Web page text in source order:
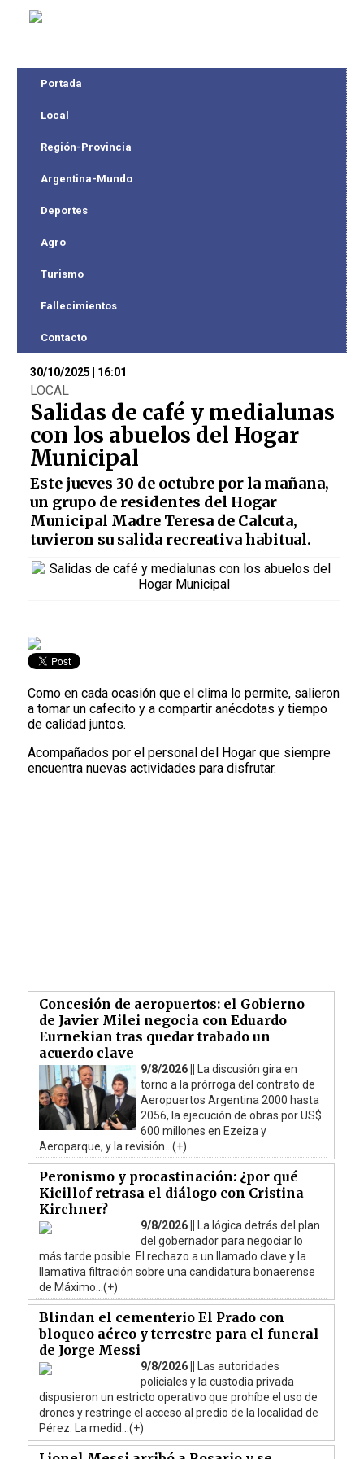
Portada
Local
Región-Provincia
Argentina-Mundo
Deportes
Agro
Turismo
Fallecimientos
Contacto
30/10/2025 | 16:01
LOCAL
Salidas de café y medialunas
con los abuelos del Hogar
Municipal
Este jueves 30 de octubre por la mañana,
un grupo de residentes del Hogar
Municipal Madre Teresa de Calcuta,
tuvieron su salida recreativa habitual.
Como en cada ocasión que el clima lo permite, salieron
a tomar un cafecito y a compartir anécdotas y tiempo
de calidad juntos.
Acompañados por el personal del Hogar que siempre
encuentra nuevas actividades para disfrutar.
Concesión de aeropuertos: el Gobierno
de Javier Milei negocia con Eduardo
Eurnekian tras quedar trabado un
acuerdo clave
9/8/2026 ||
La discusión gira en
torno a la prórroga del contrato de
Aeropuertos Argentina 2000 hasta
2056, la ejecución de obras por US$
600 millones en Ezeiza y
Aeroparque, y la revisión...(+)
Peronismo y procastinación: ¿por qué
Kicillof retrasa el diálogo con Cristina
Kirchner?
9/8/2026 ||
La lógica detrás del plan
del gobernador para negociar lo
más tarde posible. El rechazo a un llamado clave y la
llamativa filtración sobre una candidatura bonaerense
de Máximo...(+)
Blindan el cementerio El Prado con
bloqueo aéreo y terrestre para el funeral
de Jorge Messi
9/8/2026 ||
Las autoridades
policiales y la custodia privada
dispusieron un estricto operativo que prohíbe el uso de
drones y restringe el acceso al predio de la localidad de
Pérez. La medid...(+)